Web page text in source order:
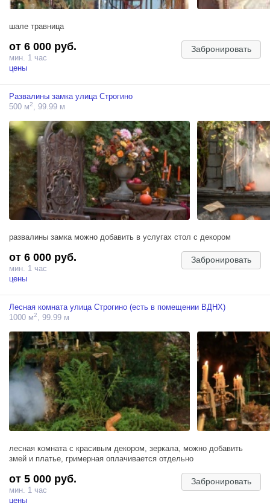
шале травница
от 6 000 руб.
мин. 1 час
цены
Забронировать
Развалины замка улица Строгино
500 м2 , 99.99 м
развалины замка можно добавить в услугах стол с декором
от 6 000 руб.
мин. 1 час
цены
Забронировать
Лесная комната улица Строгино (есть в помещении ВДНХ)
1000 м2, 99.99 м
лесная комната с красивым декором, зеркала, можно добавить
змей и платье, гримерная оплачивается отдельно
от 5 000 руб.
мин. 1 час
цены
Забронировать